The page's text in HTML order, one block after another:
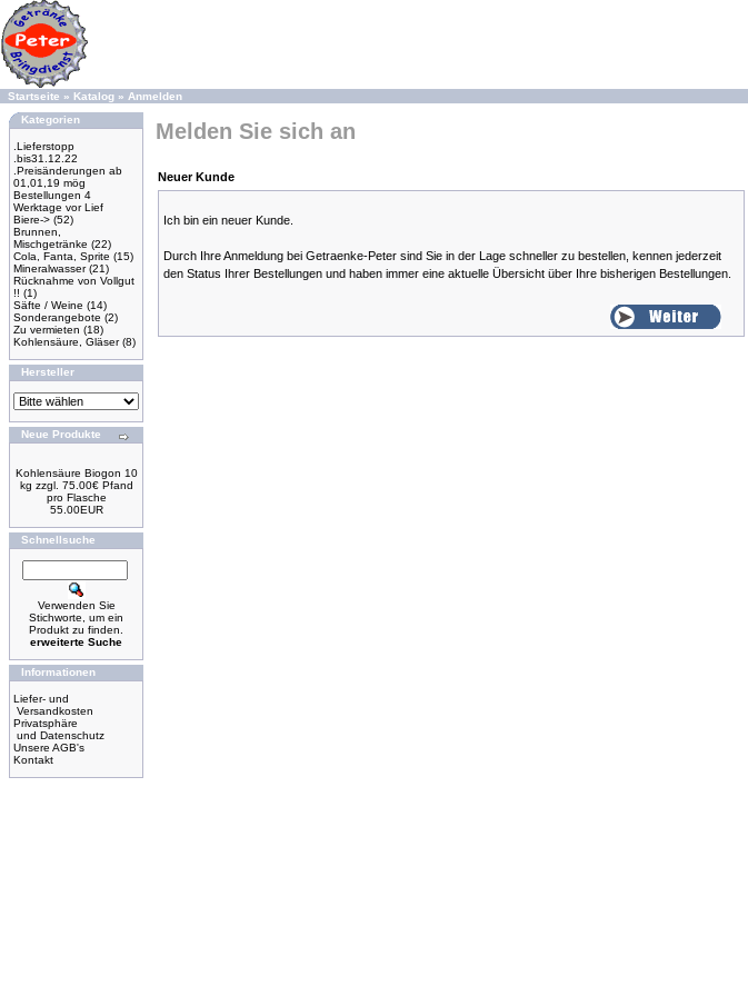
Startseite » Katalog » Anmelden
Kategorien
.Lieferstopp
.bis31.12.22
.Preisänderungen ab
01,01,19 mög
Bestellungen 4
Werktage vor Lief
Biere-> (52)
Brunnen,
Mischgetränke (22)
Cola, Fanta, Sprite (15)
Mineralwasser(21)
Rücknahme von Vollgut
!! (1)
Säfte / Weine (14)
Sonderangebote (2)
Zu vermieten (18)
Kohlensäure, Gläser(8)
Hersteller
Neue Produkte
Kohlensäure Biogon 10
kg zzgl. 75.00€ Pfand
pro Flasche
55.00EUR
Schnellsuche
Verwenden Sie
Stichworte, um ein
Produkt zu finden.
erweiterte Suche
Informationen
Liefer- und
Versandkosten
Privatsphäre
und Datenschutz
Unsere AGB's
Kontakt
Melden Sie sich an
Neuer Kunde
Ich bin ein neuer Kunde.
Durch Ihre Anmeldung bei Getraenke-Peter sind Sie in der Lage schneller zu bestellen, kennen jederzeit
den Status Ihrer Bestellungen und haben immer eine aktuelle Übersicht über Ihre bisherigen Bestellungen.